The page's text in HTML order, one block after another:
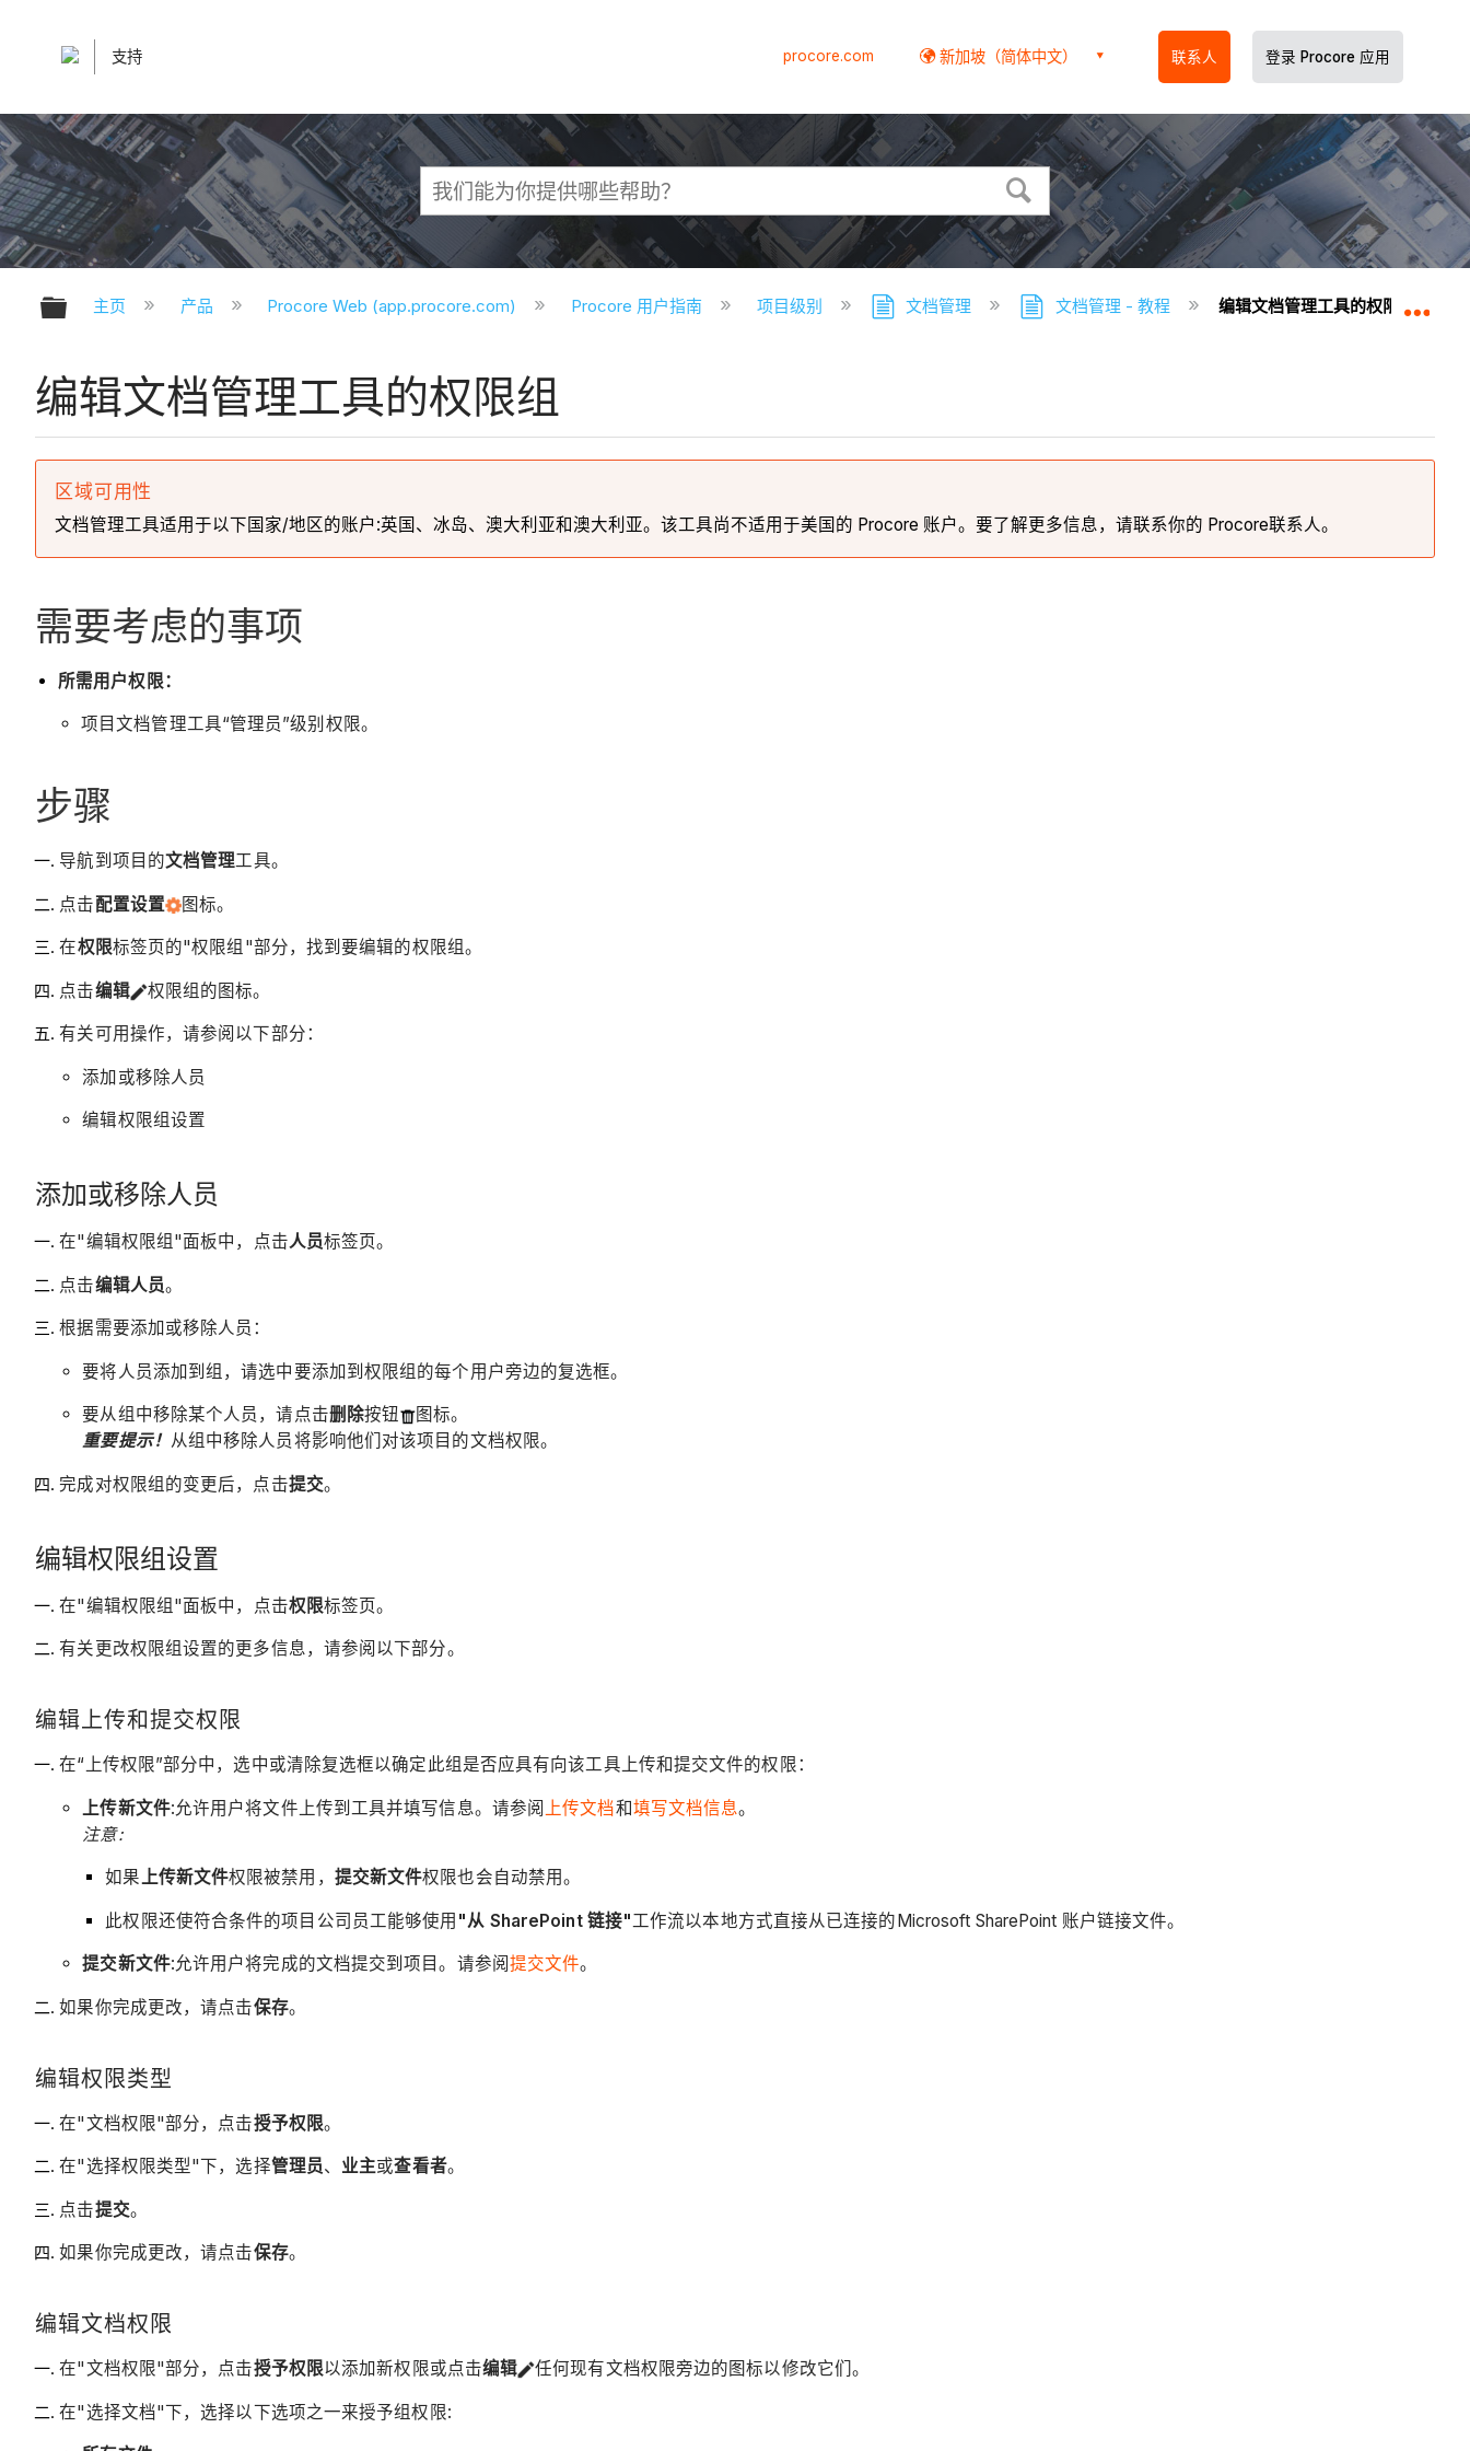
支持 procore.com 新加坡（简体中文） 联系人 登录 Procore 应用
扩展/隐缩全局层次
主页 产品 Procore Web (app.procore.com) Procore 用户指南 项目级别 文档管理 文档管理 - 教程 编辑文档管理工具的权限组
编辑文档管理工具的权限组
区域可用性
文档管理工具适用于以下国家/地区的账户:英国、冰岛、澳大利亚和澳大利亚。该工具尚不适用于美国的 Procore 账户。要了解更多信息，请联系你的 Procore联系人。
需要考虑的事项
所需用户权限：
项目文档管理工具“管理员”级别权限。
步骤
导航到项目的文档管理工具。
点击配置设置 图标。
在权限标签页的"权限组"部分，找到要编辑的权限组。
点击编辑 权限组的图标。
有关可用操作，请参阅以下部分：
添加或移除人员
编辑权限组设置
添加或移除人员
在"编辑权限组"面板中，点击人员标签页。
点击编辑人员。
根据需要添加或移除人员：
要将人员添加到组，请选中要添加到权限组的每个用户旁边的复选框。
要从组中移除某个人员，请点击删除按钮
图标。
重要提示！ 从组中移除人员将影响他们对该项目的文档权限。
完成对权限组的变更后，点击提交。
编辑权限组设置
在"编辑权限组"面板中，点击权限标签页。
有关更改权限组设置的更多信息，请参阅以下部分。
编辑上传和提交权限
在“上传权限”部分中，选中或清除复选框以确定此组是否应具有向该工具上传和提交文件的权限：
上传新文件:允许用户将文件上传到工具并填写信息。请参阅 上传文档和填写文档信息。
注意:
如果上传新文件权限被禁用， 提交新文件权限也会自动禁用。
此权限还使符合条件的项目公司员工能够使用 "从 SharePoint 链接"工作流以本地方式直接从已连接的Microsoft SharePoint 账户链接文件。
提交新文件:允许用户将完成的文档提交到项目。请参阅 提交文件。
如果你完成更改，请点击保存。
编辑权限类型
在"文档权限"部分，点击授予权限。
在"选择权限类型"下，选择管理员、 业主或查看者。
点击提交。
如果你完成更改，请点击保存。
编辑文档权限
在"文档权限"部分，点击授予权限以添加新权限或点击编辑 任何现有文档权限旁边的图标以修改它们。
在"选择文档"下，选择以下选项之一来授予组权限: